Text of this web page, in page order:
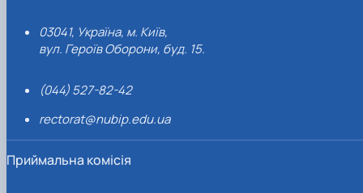
03041, Україна, м. Київ,
вул. Героїв Оборони, буд. 15.
(044) 527-82-42
rectorat@nubip.edu.ua
Приймальна комісія